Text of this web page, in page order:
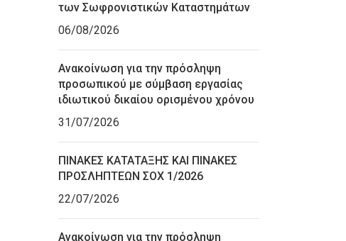
των Σωφρονιστικών Καταστημάτων
06/08/2026
Ανακοίνωση για την πρόσληψη
προσωπικού με σύμβαση εργασίας
ιδιωτικού δικαίου ορισμένου χρόνου
31/07/2026
ΠΙΝΑΚΕΣ ΚΑΤΑΤΑΞΗΣ ΚΑΙ ΠΙΝΑΚΕΣ
ΠΡΟΣΛΗΠΤΕΩΝ ΣΟΧ 1/2026
22/07/2026
Ανακοίνωση για την πρόσληψη